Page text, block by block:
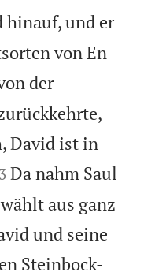
hinauf, und er
von En-
der
David ist in


3 Da nahm Saul
aus ganz
und seine
Steinbock-